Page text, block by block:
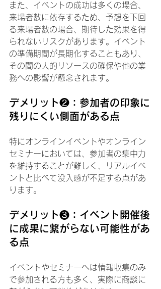
また、イベントの成功は多くの場合、
来場者数に依存するため、予想を下回
る来場者数の場合、期待した効果を得
られないリスクがあります。イベント
の準備期間が長期化することもあり、
その間の人的リソースの確保や他の業
務への影響が懸念されます。
デメリット❷：参加者の印象に
残りにくい側面がある点
特にオンラインイベントやオンライン
セミナーにおいては、参加者の集中力
を維持することが難しく、リアルイベ
ントと比べて没入感が不足する点があ
ります。
デメリット❸：イベント開催後
に成果に繋がらない可能性があ
る点
イベントやセミナーへは情報収集のみ
で参加される方も多く、実際に商談に